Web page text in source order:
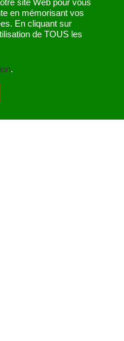
site Web pour vous
en mémorisant vos
En cliquant sur
de TOUS les
.